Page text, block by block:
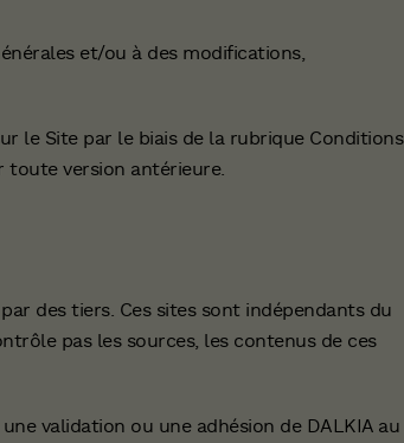
et/ou à des modifications,
le Site par le biais de la rubrique Conditions
toute version antérieure.
des tiers. Ces sites sont indépendants du
pas les sources, les contenus de ces
validation ou une adhésion de DALKIA au